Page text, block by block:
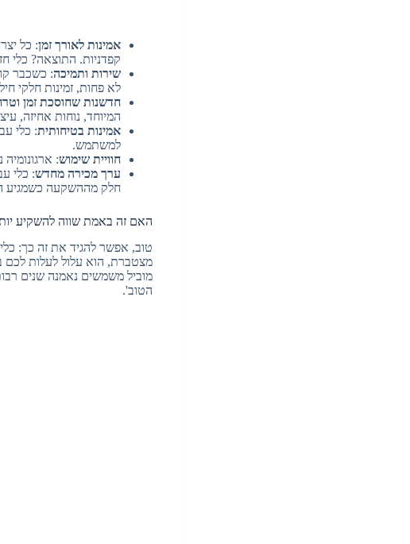
אמינות לאורך זמן: כל
קפדניות. התוצאה? כלי
שירות ותמיכה: כשכבר
לא פחות, זמינות חלקי
חדשנות שחוסכת זמן
המיוחד, נוחות אחיזה,
אמינות בטיחותית: כלי
למשתמש.
חוויית שימוש:
ערך מכירה מחדש: כלי
חלק מההשקעה כשמגיע
האם זה באמת שווה להשקיע
טוב, אפשר להגיד את זה כך:
מצטברת, הוא עלול לעלות לכם
מוביל משמשים נאמנה שנים
הטוב'.